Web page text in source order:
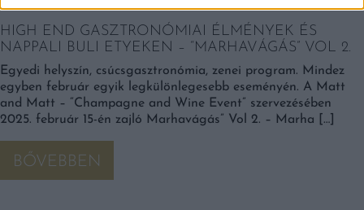
HIGH END GASZTRONÓMIAI ÉLMÉNYEK ÉS
NAPPALI BULI ETYEKEN – “MARHAVÁGÁS” VOL 2.
Egyedi helyszín, csúcsgasztronómia, zenei program. Mindez
egyben február egyik legkülönlegesebb eseményén. A Matt
and Matt – “Champagne and Wine Event” szervezésében
2025. február 15-én zajló Marhavágás” Vol 2. – Marha […]
BŐVEBBEN